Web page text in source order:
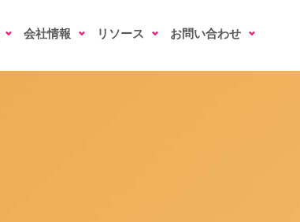
会社情報 リソース お問い合わせ